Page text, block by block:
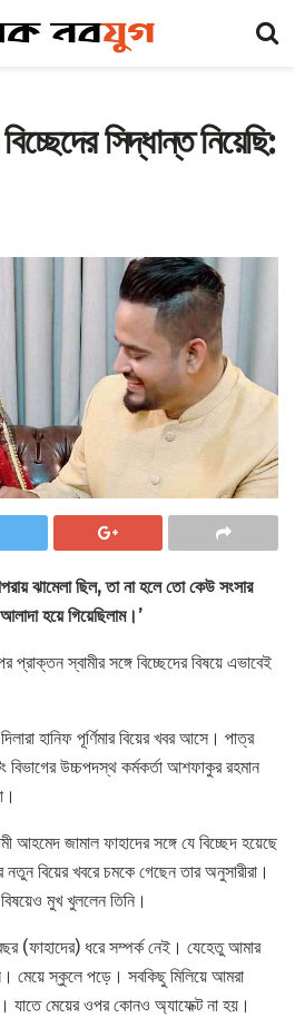
সিদ্ধান্ত নিয়েছি:
ঝামেলা ছিল, তা না হলে তো কেউ সংসার
হয়ে গিয়েছিলাম।’
স্বামীর সঙ্গে বিচ্ছেদের বিষয়ে এভাবেই
হানিফ পূর্ণিমার বিয়ের খবর আসে। পাত্র
বিভাগের উচ্চপদস্থ কর্মকর্তা আশফাকুর রহমান
আহমেদ জামাল ফাহাদের সঙ্গে যে বিচ্ছেদ হয়েছে
বিয়ের খবরে চমকে গেছেন তার অনুসারীরা।
মুখ খুললেন তিনি।
(ফাহাদের) ধরে সম্পর্ক নেই। যেহেতু আমার
মেয়ে স্কুলে পড়ে। সবকিছু মিলিয়ে আমরা
যাতে মেয়ের ওপর কোনও অ্যাফেক্ট না হয়।